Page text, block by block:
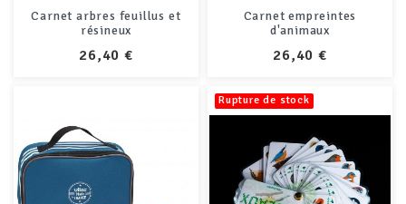
Carnet arbres feuillus et
résineux
PRIX
26,40 €
Carnet empreintes
d'animaux
PRIX
26,40 €
Rupture de stock